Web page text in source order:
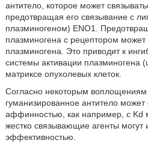
антитело, которое может
предотвращая его связывание с
плазминогеном) ENO1.
плазминогена с рецептором может
плазминогена. Это приводит к
системы активации плазминогена
матриксе опухолевых клеток.
Согласно некоторым воплощениям
гуманизированное антитело может
аффинностью, как например, с Kd
жестко связывающие агенты могут
эффективностью.